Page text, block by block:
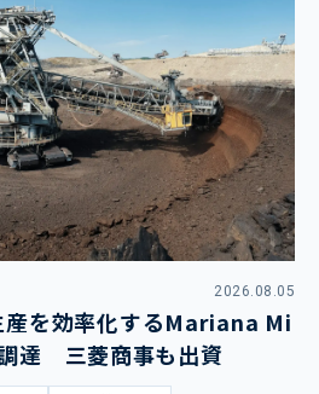
2026.08.05
産を効率化するMariana Mi
達 三菱商事も出資